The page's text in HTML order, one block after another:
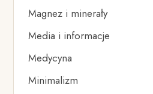
Magnez i minerały
Media i informacje
Medycyna
Minimalizm